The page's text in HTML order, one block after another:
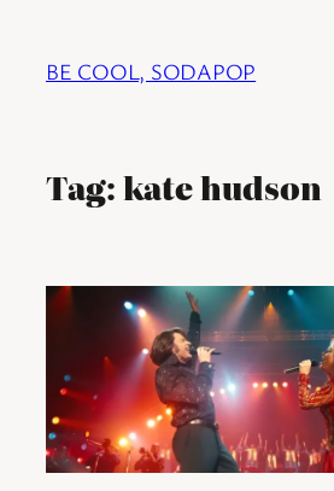
BE COOL, SODAPOP
Tag:kate hudson